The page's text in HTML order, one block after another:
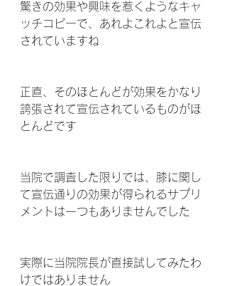
驚きの効果や興味を惹くようなキャ
ッチコピーで、あれよこれよと宣伝
されていますね
正直、そのほとんどが効果をかなり
誇張されて宣伝されているものがほ
とんどです
当院で調査した限りでは、膝に関し
て宣伝通りの効果が得られるサプリ
メントは一つもありませんでした
実際に当院院長が直接試してみたわ
けではありません